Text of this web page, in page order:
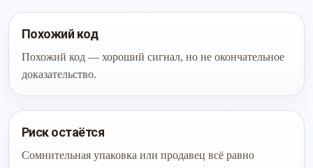
Похожий код
Похожий код — хороший сигнал, но не окончательное
доказательство.
Риск остаётся
Сомнительная упаковка или продавец всё равно